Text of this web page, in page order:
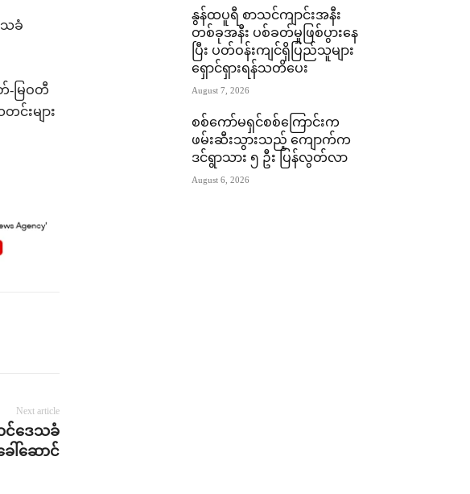
သခံ
မြဝတီ
းများ
Next article
င်ဒေသခံ
ေါ်ဆောင်
နွန်ထပူရီ စာသင်ကျာင်းအနီး
တစ်ခုအနီး ပစ်ခတ်မှုဖြစ်ပွားနေ
ပြီး ပတ်ဝန်းကျင်ရှိပြည်သူများ
ရှောင်ရှားရန်သတိပေး
August 7, 2026
စစ်ကော်မရှင်စစ်ကြောင်းက
ဖမ်းဆီးသွားသည့် ကျောက်က
ဒင်ရွာသား ၅ ဦး ပြန်လွတ်လာ
August 6, 2026